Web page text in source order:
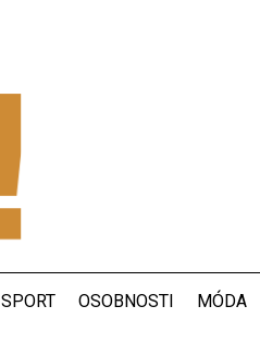
SPORT OSOBNOSTI MÓDA